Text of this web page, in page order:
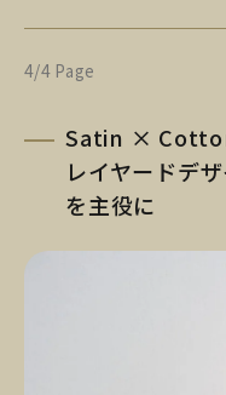
4/4 Page
Satin ×
レイヤードデ
を主役に